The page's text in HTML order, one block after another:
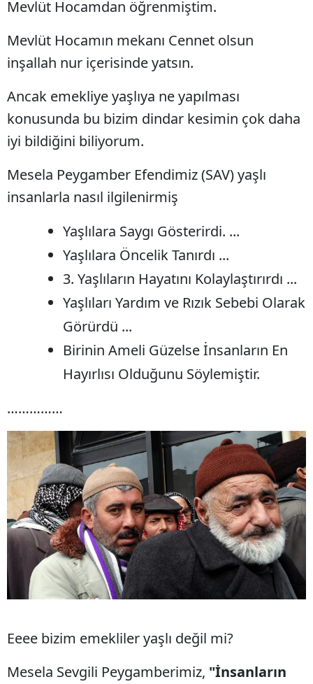
Mevlüt Hocamdan öğrenmiştim.
Mevlüt Hocamın mekanı Cennet olsun
inşallah nur içerisinde yatsın.
Ancak emekliye yaşlıya ne yapılması
konusunda bu bizim dindar kesimin çok daha
iyi bildiğini biliyorum.
Mesela Peygamber Efendimiz (SAV) yaşlı
insanlarla nasıl ilgilenirmiş
Yaşlılara Saygı Gösterirdi. ...
Yaşlılara Öncelik Tanırdı ...
3. Yaşlıların Hayatını Kolaylaştırırdı ...
Yaşlıları Yardım ve Rızık Sebebi Olarak
Görürdü ...
Birinin Ameli Güzelse İnsanların En
Hayırlısı Olduğunu Söylemiştir.
……………
Eeee bizim emekliler yaşlı değil mi?
Mesela Sevgili Peygamberimiz, "İnsanların